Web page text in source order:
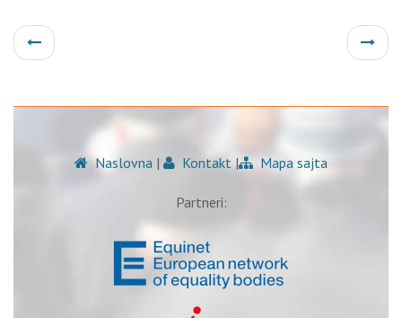
Naslovna | Kontakt | Mapa sajta
Partneri: